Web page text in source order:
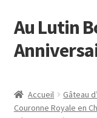
Aller
à
la
Aller
au
contenu
Au Lutin
Astuces et Conseils
Accueil Gâteau
Couronne Royale en